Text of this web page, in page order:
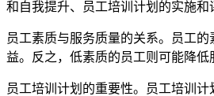
和自我提升、员工培训计划的实施和
员工素质与服务质量的关系。员工
益。反之，低素质的员工则可能降低
员工培训计划的重要性。员工培训